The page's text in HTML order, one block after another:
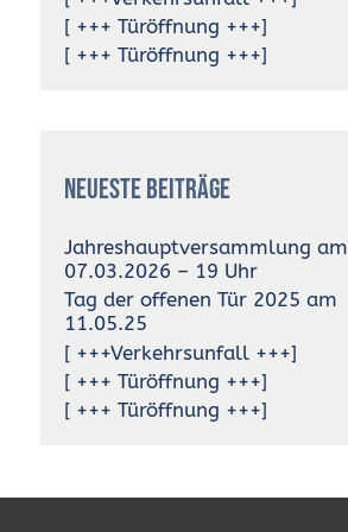
[ +++ Türöffnung +++]
[ +++ Türöffnung +++]
Neueste Beiträge
Jahreshauptversammlung am
07.03.2026 – 19 Uhr
Tag der offenen Tür 2025 am
11.05.25
[ +++Verkehrsunfall +++]
[ +++ Türöffnung +++]
[ +++ Türöffnung +++]